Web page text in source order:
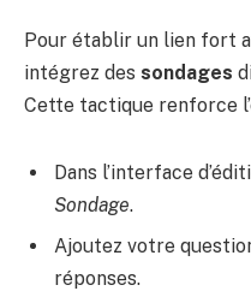
Pour établir un lien fort
intégrez des sondages
Cette tactique renforce
Dans l’interface
Sondage.
Ajoutez votre
réponses.